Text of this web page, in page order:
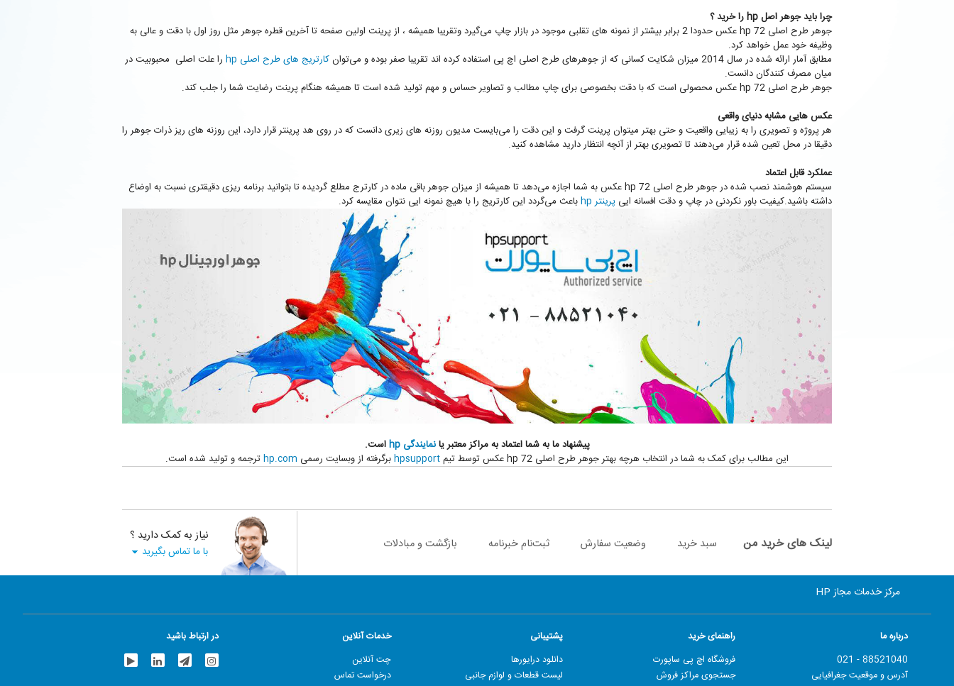
چرا باید جوهر اصل hp را خرید ؟
جوهر طرح اصلی hp 72 عکس حدودا 2 برابر بیشتر از نمونه های تقلبی موجود در بازار چاپ می‌گیرد وتقریبا همیشه ، از پرینت اولین صفحه تا آخرین قطره جوهر مثل روز اول با دقت و عالی به
وظیفه خود عمل خواهد کرد.
مطابق آمار ارائه شده در سال 2014 میزان شکایت کسانی که از جوهرهای طرح اصلی اچ پی استفاده کرده اند تقریبا صفر بوده و می‌توان
کارتریج های طرح اصلی hp
را علت اصلی محبوبیت در
میان مصرف کنندگان دانست.
جوهر طرح اصلی hp 72 عکس محصولی است که با دقت بخصوصی برای چاپ مطالب و تصاویر حساس و مهم تولید شده است تا همیشه هنگام پرینت رضایت شما را جلب کند.
عکس هایی مشابه دنیای واقعی
هر پروژه و تصویری را به زیبایی واقعیت و حتی بهتر میتوان پرینت گرفت و این دقت را می‌بایست مدیون روزنه های زیری دانست که در روی هد پرینتر قرار دارد، این روزنه های ریز ذرات جوهر را
دقیقا در محل تعین شده قرار می‌دهند تا تصویری بهتر از آنچه انتظار دارید مشاهده کنید.
عملکرد قابل اعتماد
سیستم هوشمند نصب شده در جوهر طرح اصلی hp 72 عکس به شما اجازه می‌دهد تا همیشه از میزان جوهر باقی ماده در کارترج مطلع گردیده تا بتوانید برنامه ریزی دقیقتری نسبت به اوضاع
داشته باشید.کیفیت باور نکردنی در چاپ و دقت افسانه ایی پرینتر hp باعث می‌گردد این کارتریج را با هیچ نمونه ایی نتوان مقایسه کرد.
پیشنهاد ما به شما اعتماد به مراکز معتبر یانمایندگی hp
است.
این مطالب برای کمک به شما در انتخاب هرچه بهتر جوهر طرح اصلی hp 72 عکس توسط تیم
hpsupportبرگرفته از وبسایت رسمی hp.comترجمه و تولید شده است.
لینک های خرید من سبد خرید وضعیت سفارش ثبت‌نام خبرنامه بازگشت و مبادلات نیاز به کمک دارید ؟
با ما تماس بگیرید
مرکز خدمات مجاز HP
درباره ما
88521040 - 021
آدرس و موقعیت جغرافیایی
راهنمای خرید
فروشگاه اچ پی ساپورت
جستجوی مراکز فروش
پشتیبانی
دانلود درایورها
لیست قطعات و لوازم جانبی
خدمات آنلاین
چت آنلاین
درخواست تماس
در ارتباط باشید